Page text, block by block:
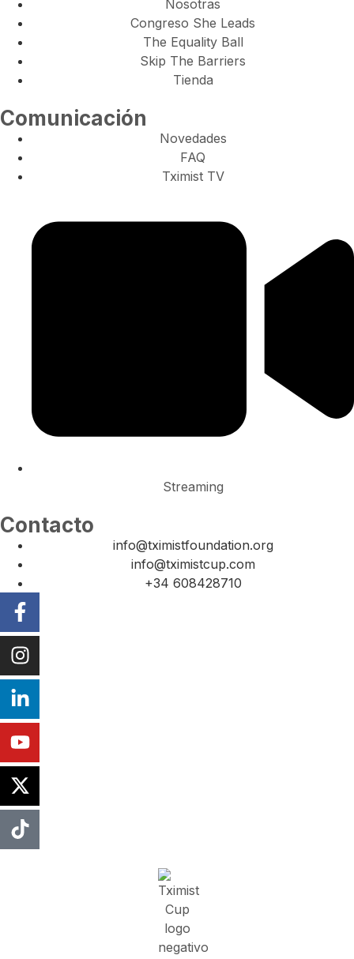
Nosotras
Congreso She Leads
The Equality Ball
Skip The Barriers
Tienda
Comunicación
Novedades
FAQ
Tximist TV
Streaming
Contacto
info@tximistfoundation.org
info@tximistcup.com
+34 608428710